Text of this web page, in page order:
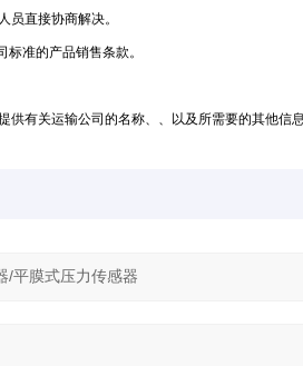
员直接协商解决。
准的产品销售条款。
有关运输公司的名称、、以及所需要的其他信息